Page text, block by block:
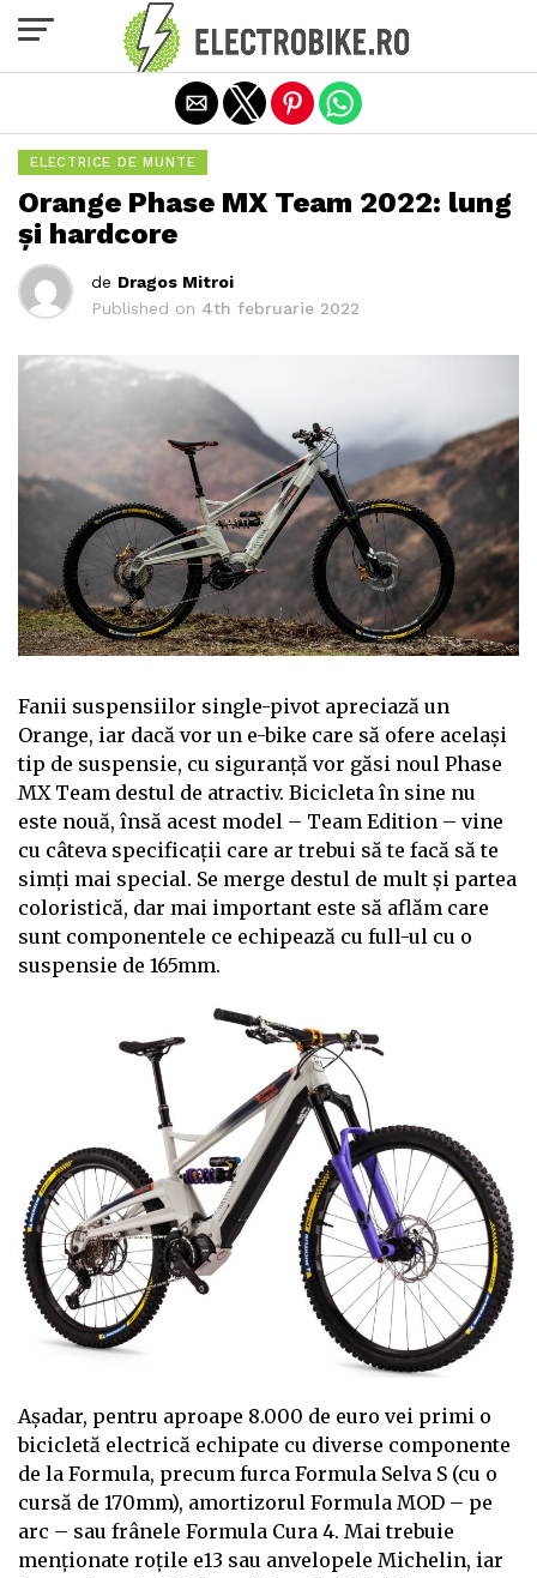
ELECTRICE DE MUNTE
Orange Phase MX Team 2022: lung
și hardcore
de Dragos Mitroi
Published on 4th februarie 2022
Fanii suspensiilor single-pivot apreciază un
Orange, iar dacă vor un e-bike care să ofere același
tip de suspensie, cu siguranță vor găsi noul Phase
MX Team destul de atractiv. Bicicleta în sine nu
este nouă, însă acest model – Team Edition – vine
cu câteva specificații care ar trebui să te facă să te
simți mai special. Se merge destul de mult și partea
coloristică, dar mai important este să aflăm care
sunt componentele ce echipează cu full-ul cu o
suspensie de 165mm.
Așadar, pentru aproape 8.000 de euro vei primi o
bicicletă electrică echipate cu diverse componente
de la Formula, precum furca Formula Selva S (cu o
cursă de 170mm), amortizorul Formula MOD – pe
arc – sau frânele Formula Cura 4. Mai trebuie
menționate roțile e13 sau anvelopele Michelin, iar
Exit mobile version